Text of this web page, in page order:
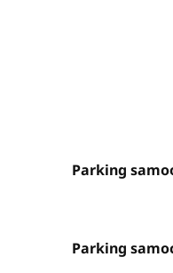
Parking
Parking